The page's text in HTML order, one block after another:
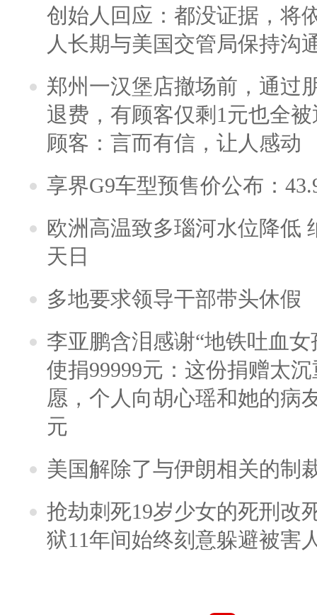
创始人回应：都没证据，将
人长期与美国交管局保持沟
郑州一汉堡店撤场前，通过
退费，有顾客仅剩1元也全
顾客：言而有信，让人感动
享界G9车型预售价公布：
欧洲高温致多瑙河水位降低
天日
多地要求领导干部带头休假
李亚鹏含泪感谢“地铁吐血
使捐99999元：这份捐赠太
愿，个人向胡心瑶和她的病
元
美国解除了与伊朗相关的制
抢劫刺死19岁少女的死刑改
狱11年间始终刻意躲避被害